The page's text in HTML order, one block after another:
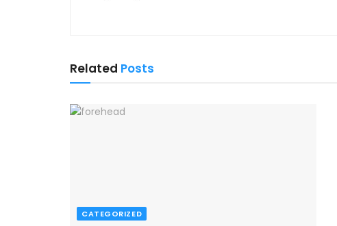
Related Posts
CATEGORIZED